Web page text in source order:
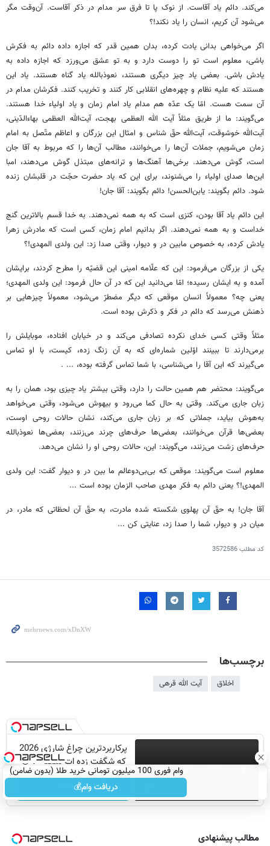
می‌کند. دائم یاد آقاست. از نوک پا تا فرق سر مدام در ذکر آقاست. آن‌وقت مگر
می‌شود آن کریم، انسان را یاد نکند!؟
اگر می‌خواهی بدانی یادت کرده، بدان همین قدر که اجازه داده دائم به فکرش
باشی، معلوم است تو را دوست دارد و به تو عشق می‌ورزد که اجازه داده به
یادش باشی. بعضی یاد چیز دیگری هستند، نعوذبالله یاد گناه هستند. یاد این
هستند که علیه نظام و چهره‌های انقلابی کار کنند و تخریب کنند. فکرشان مدام در
آن سمت هست. امّا یک عدّه هم مدام یاد امام زمان و یاد اولیاء خدا هستند.
می‌گویند: ما از طریق مثلاً آیت الله العظمی بهجت، آیت‌الله العظمی بهاءالدّینی،
آیت‌الله خوشوقت، آیت‌الله حقّ شناس و امثال این بزرگان و اعاظم متّصل به امام
زمان می‌شویم، جملات آن‌ها را می‌خوانند، مطالب آن‌ها را که مربوط به آقا جان
است، گوش می‌دهند. برخی‌ها آهنگ‌ها و ترانه‌های مبتذل گوش می‌دهند، امبا
این‌ها صدای اولیاء را می‌شنوند، برای این که یاد حضرت حجّت در قلبشان زنده
شود. دائم بگویند: یابن‌الحسن! دائم بگویند: آقا جان!
این دائم یاد آقا بودن، کنزی است که به همه نمی‌دهند. به خدا قسم بالاترین گنج
خداست و به همه نمی‌دهند. اگر بدانیم امام زمان، کسی است که مادرش زهرا
یادش کرده، به خصوص مابین در و دیوار، وقتی صدا زد: این ولدی المهدی!؟
یکی از بزرگان می‌فرمود: این که علّامه امینی این قضیّه را مطرح کردند، برایشان
آمده و به ایشان رسیده؛ امّا می‌دانید این که در آن حال فرمود: این ولدی المهدی؛
یعنی چه؟ معمولاً انسان موقعی که دیگر مضطرّ می‌شود، معمولاً چیزهایی بر
ذهنش می‌رسد که دائم در فکر و ذکرش بوده است.
مثلاً وقتی کسی خدای نکرده تصادفی می‌کند و در خیابان افتاده، موبایلش را
برمی‌دارند تا ببینند اوّلین شماره‌ای که به آن زنگ زده، کیست، با او تماس
می‌گیرند که این آقا را می‌شناسی، با شما تماس گرفته بوده، ... .
می‌گویند: محتضر هم همین حالت را دارد، وقتی بیشتر یاد چیزی بود، همان را به
زبان جاری می‌کند. وقتی به حال کما می‌رود و بیهوش می‌شود، وقتی می‌خواهد
به‌هوش بیاید، جملاتی که بر زبان جاری می‌کند، نشان حالات روحی اوست،
بعضی‌ها قرآن می‌خوانند، بعضی‌ها حرف‌های چرند می‌زنند، بعضی‌ها نعوذبالله
حرف‌های زشت می‌زنند، می‌گویند: این، حالات روحی او را نشان می‌دهد.
معلوم است می‌گویند: موقعی که بی‌بی‌دوعالم ما بین در و دیوار گفت: این ولدی
المهدی!؟ یعنی دائم به فکر مهدی صاحب الزمان بوده است ...
آقا جان! به حقّ آن پهلوی شکسته شده مادرت، به حقّ آن لحظاتی که مادر، در
میان در و دیوار، شما را صدا زد، عنایتی کن ...
کد مطلب3572586
برچسب‌ها
اخلاق آیت الله قرهی
پرکاربردترین چراغ شارژی 2026
که شگفت زده ات میکنه 💡😍
ثبت سفارش
مطالب پیشنهادی
وام فوری 100 میلیون تومانی خرید طلا (بدون ضامن)
دریافت وام💰